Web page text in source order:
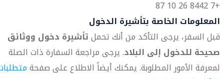
+7 8442 26 10 87
المعلومات الخاصة بتأشيرة الدخول
قبل السفر، يرجى التأكد من أنك تحملتأشيرة دخول ووثائق
صحيحة للدخول إلى البلاد. يرجى مراجعة السفارة ذات الصلة
لمعرفة الأمور المطلوبة. يمكنك أيضاً الاطلاع على صفحة